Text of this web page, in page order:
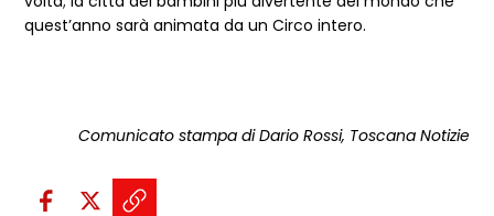
quest’anno sarà animata da un Circo intero.
Comunicato stampa di Dario Rossi, Toscana Notizie
Condividi sui social: